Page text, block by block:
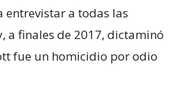
entrevistar a todas las
a finales de 2017, dictaminó
fue un homicidio por odio